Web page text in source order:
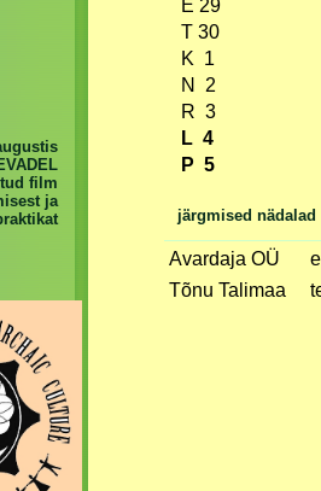
E 29
T 30
K 1
N 2
R 3
L 4
P 5
järgmised nädalad
Avardaja OÜ
Tõnu Talimaa
film
ja